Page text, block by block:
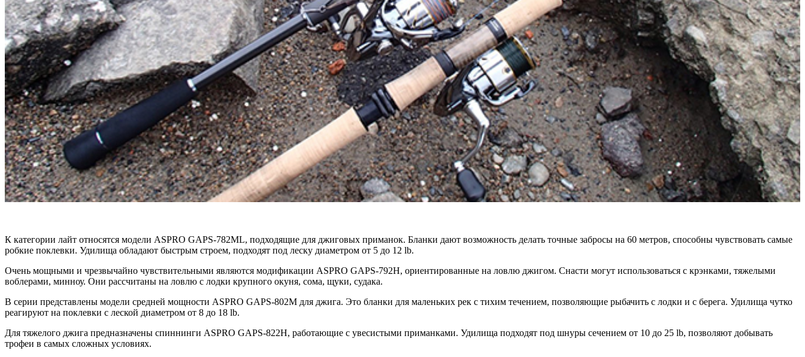
К категории лайт относятся модели ASPRO GAPS-782ML, подходящие для джиговых приманок. Бланки дают возможность делать точные забросы на 60 метров, способны чувствовать самые
робкие поклевки. Удилища обладают быстрым строем, подходят под леску диаметром от 5 до 12 lb.
Очень мощными и чрезвычайно чувствительными являются модификации ASPRO GAPS-792H, ориентированные на ловлю джигом. Снасти могут использоваться с крэнками, тяжелыми
воблерами, минноу. Они рассчитаны на ловлю с лодки крупного окуня, сома, щуки, судака.
В серии представлены модели средней мощности ASPRO GAPS-802M для джига. Это бланки для маленьких рек с тихим течением, позволяющие рыбачить с лодки и с берега. Удилища чутко
реагируют на поклевки с леской диаметром от 8 до 18 lb.
Для тяжелого джига предназначены спиннинги ASPRO GAPS-822H, работающие с увесистыми приманками. Удилища подходят под шнуры сечением от 10 до 25 lb, позволяют добывать
трофеи в самых сложных условиях.